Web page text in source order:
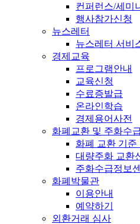
컨퍼런스/세미
행사참가신청
뉴스레터
뉴스레터 서비
경제교육
프로그램안내
교육신청
수료증발급
온라인학습
경제용어사전
화폐교환 및 주화수
화폐 교환 기준
대량주화 교환
주화수급정보
화폐박물관
이용안내
예약하기
외환거래 심사